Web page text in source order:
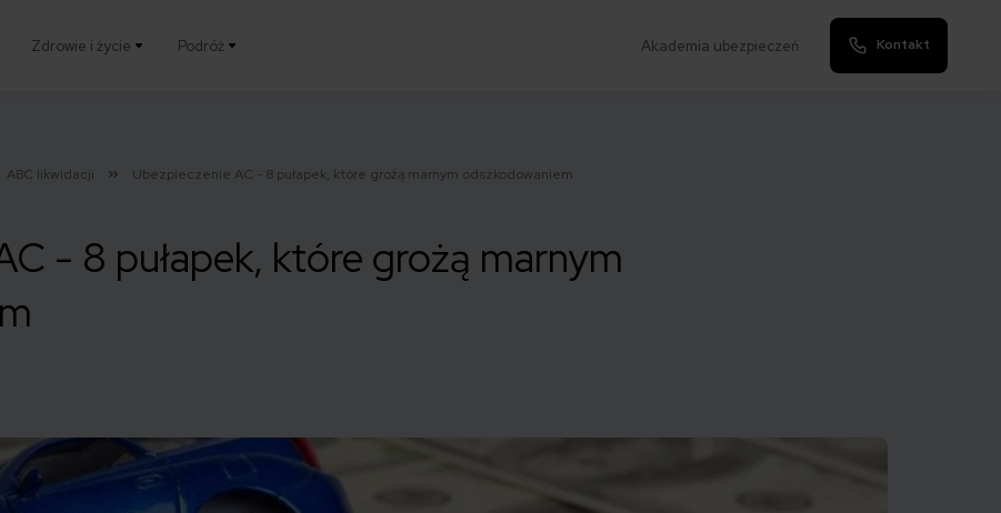
Zdrowie i życie Podróż Akademia ubezpieczeń Kontakt
ABC likwidacji Ubezpieczenie AC - 8 pułapek, które grożą marnym odszkodowaniem
- 8 pułapek, które grożą marnym